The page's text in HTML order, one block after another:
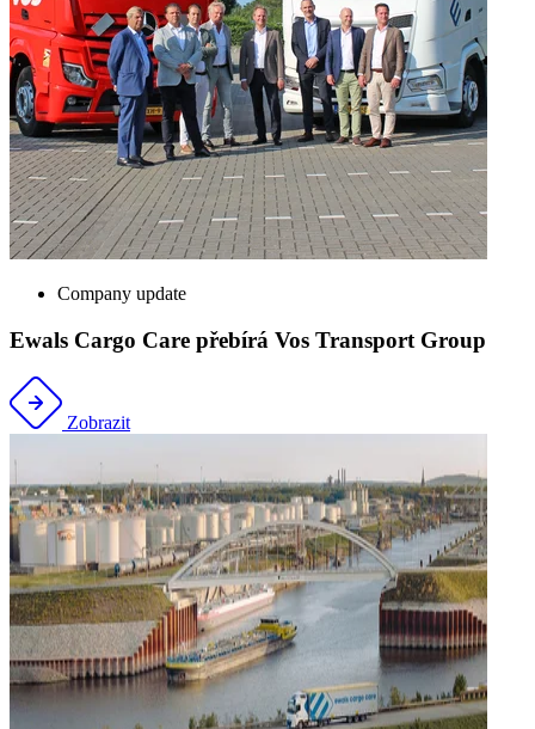
Company update
Ewals Cargo Care přebírá Vos Transport Group
Zobrazit